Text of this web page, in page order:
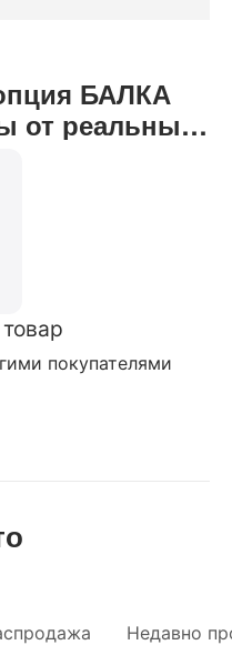
БАЛКА
от реальных
покупателями
Недавно